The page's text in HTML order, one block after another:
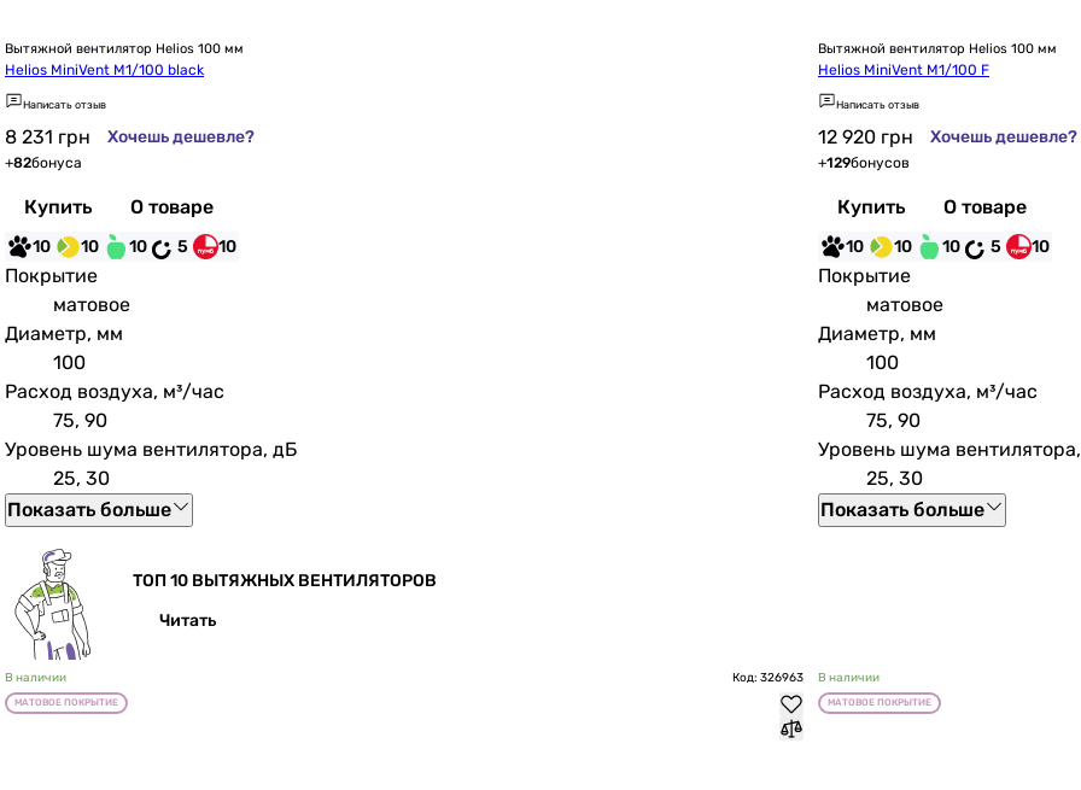
Вытяжной вентилятор Helios 100 мм
Helios MiniVent M1/100 black
Написать отзыв
8 231 грн Хочешь дешевле?
+82бонуса
Купить О товаре
10 10 10 5 10
Покрытие
матовое
Диаметр, мм
100
Расход воздуха, м³/час
75, 90
Уровень шума вентилятора, дБ
25, 30
Показать больше
Вытяжной вентилятор Helios 100 мм
Helios MiniVent M1/100 F
Написать отзыв
12 920 грн Хочешь дешевле?
+129бонусов
Купить О товаре
10 10 10 5 10
Покрытие
матовое
Диаметр, мм
100
Расход воздуха, м³/час
75, 90
Уровень шума
25, 30
Показать больше
ТОП 10 ВЫТЯЖНЫХ ВЕНТИЛЯТОРОВ
Читать
В наличии Код: 326963
МАТОВОЕ ПОКРЫТИЕ
В наличии
МАТОВОЕ ПОКРЫТИЕ